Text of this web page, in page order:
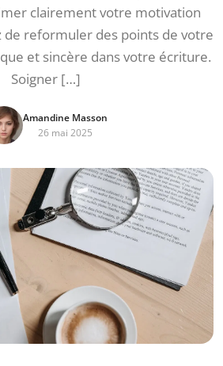
clairement votre motivation
de reformuler des points de votre
et sincère dans votre écriture.
Soigner […]
Amandine Masson
26 mai 2025